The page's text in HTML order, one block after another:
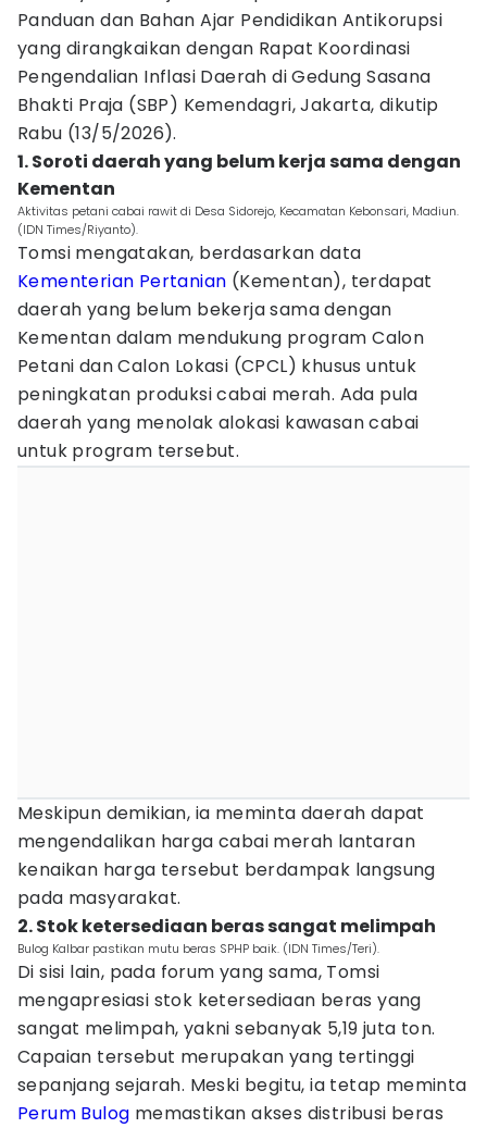
Panduan dan Bahan Ajar Pendidikan Antikorupsi
yang dirangkaikan dengan Rapat Koordinasi
Pengendalian Inflasi Daerah di Gedung Sasana
Bhakti Praja (SBP) Kemendagri, Jakarta, dikutip
Rabu (13/5/2026).
1. Soroti daerah yang belum kerja sama dengan
Kementan
Aktivitas petani cabai rawit di Desa Sidorejo, Kecamatan Kebonsari, Madiun.
(IDN Times/Riyanto).
Tomsi mengatakan, berdasarkan data
Kementerian Pertanian (Kementan), terdapat
daerah yang belum bekerja sama dengan
Kementan dalam mendukung program Calon
Petani dan Calon Lokasi (CPCL) khusus untuk
peningkatan produksi cabai merah. Ada pula
daerah yang menolak alokasi kawasan cabai
untuk program tersebut.
Meskipun demikian, ia meminta daerah dapat
mengendalikan harga cabai merah lantaran
kenaikan harga tersebut berdampak langsung
pada masyarakat.
2. Stok ketersediaan beras sangat melimpah
Bulog Kalbar pastikan mutu beras SPHP baik. (IDN Times/Teri).
Di sisi lain, pada forum yang sama, Tomsi
mengapresiasi stok ketersediaan beras yang
sangat melimpah, yakni sebanyak 5,19 juta ton.
Capaian tersebut merupakan yang tertinggi
sepanjang sejarah. Meski begitu, ia tetap meminta
Perum Bulog memastikan akses distribusi beras